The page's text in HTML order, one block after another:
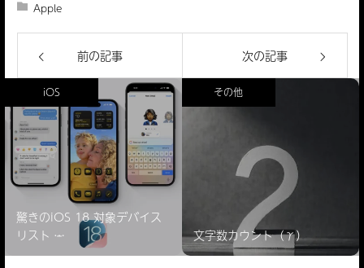
Apple
前の記事 次の記事
iOS
驚きのiOS 18 対象デバイス
リスト ̵…
その他
文字数カウント（γ）